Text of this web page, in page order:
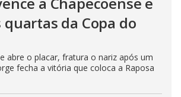
quartas da Copa do
abre o placar, fratura o nariz após um
fecha a vitória que coloca a Raposa